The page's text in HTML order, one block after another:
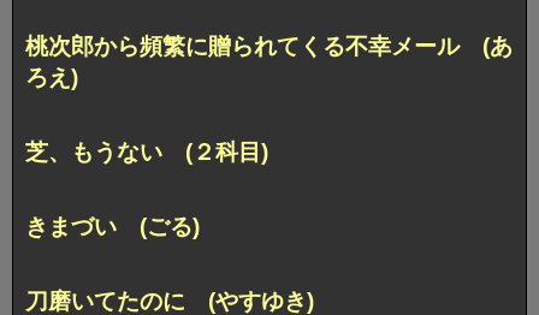
桃次郎から頻繁に贈られてくる不幸メール (あ
ろえ)
芝、もうない (２科目)
きまづい (ごる)
刀磨いてたのに (やすゆき)